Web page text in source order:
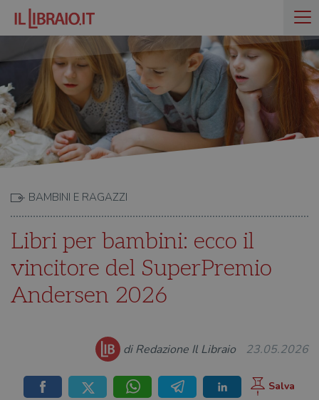
BAMBINI E RAGAZZI
Libri per bambini: ecco il
vincitore del SuperPremio
Andersen 2026
di Redazione Il Libraio 23.05.2026